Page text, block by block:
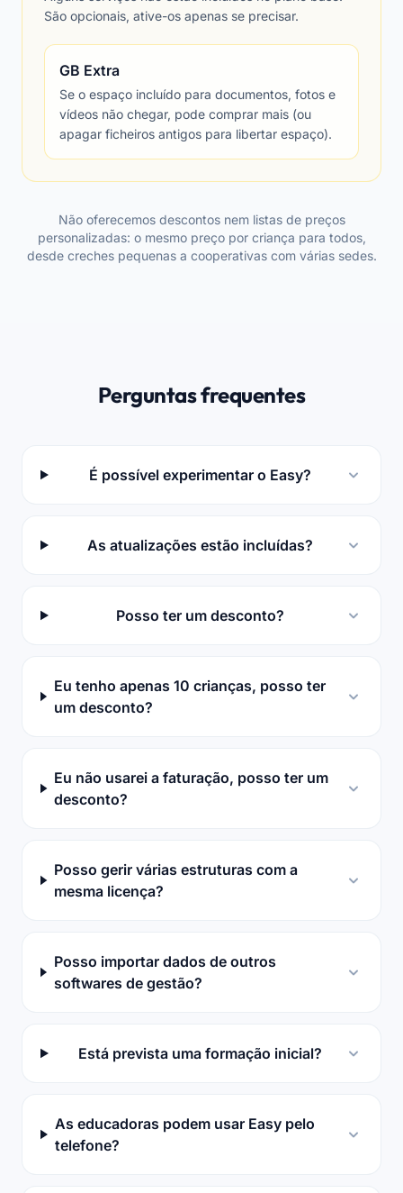
São opcionais, ative-os apenas se precisar.
GB Extra
Se o espaço incluído para documentos, fotos e
vídeos não chegar, pode comprar mais (ou
apagar ficheiros antigos para libertar espaço).
Não oferecemos descontos nem listas de preços
personalizadas: o mesmo preço por criança para todos,
desde creches pequenas a cooperativas com várias sedes.
Perguntas frequentes
É possível experimentar o Easy?
As atualizações estão incluídas?
Posso ter um desconto?
Eu tenho apenas 10 crianças, posso ter
um desconto?
Eu não usarei a faturação, posso ter um
desconto?
Posso gerir várias estruturas com a
mesma licença?
Posso importar dados de outros
softwares de gestão?
Está prevista uma formação inicial?
As educadoras podem usar Easy pelo
telefone?